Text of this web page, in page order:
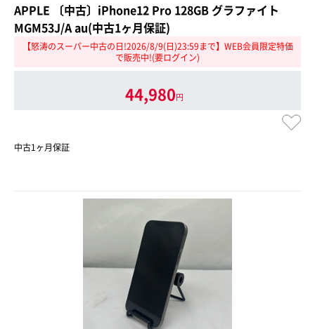
APPLE 〔中古〕iPhone12 Pro 128GB グラファイト
MGM53J/A au(中古1ヶ月保証)
【怒涛のスーパー中古の日!2026/8/9(日)23:59まで】WEB会員限定特価
で販売中!(要ログイン)
44,980円
中古1ヶ月保証